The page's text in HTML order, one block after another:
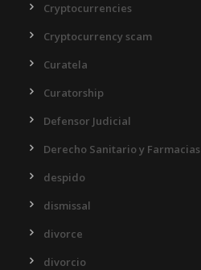
Cryptocurrencies
Cryptocurrency scam
Curatela
Curatorship
Defensor Judicial
Derecho Sanitario y Farmacias
despido
dismissal
divorce
divorcio